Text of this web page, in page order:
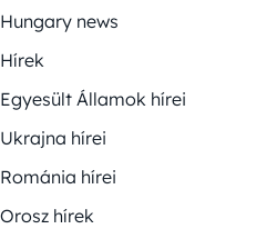
Hungary news
Hírek
Egyesült Államok hírei
Ukrajna hírei
Románia hírei
Orosz hírek